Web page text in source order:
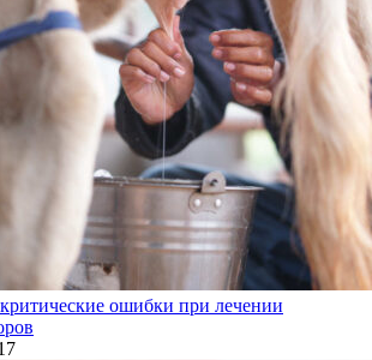
ошибки при лечении